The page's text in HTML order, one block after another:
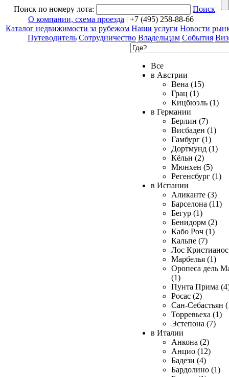
Поиск по номеру лота:
Поиск
О компании, схема проезда | +7 (495) 258-88-66
Каталог недвижимости за рубежом Наши услуги Новости
Путеводитель Сотрудничество Владельцам События
Все
в Австрии
Вена (15)
Грац (1)
Кицбюэль (1)
в Германии
Берлин (7)
Висбаден (1)
Гамбург (1)
Дортмунд (1)
Кёльн (2)
Мюнхен (5)
Регенсбург (1)
в Испании
Аликанте (3)
Барселона (11)
Бегур (1)
Бенидорм (2)
Кабо Роч (1)
Кальпе (7)
Лос
Марбелья (1)
Оропеса дель
(1)
Пунта Прима
Росас (2)
Сан-Себастьян
Торревьеха (1)
Эстепона (7)
в Италии
Анкона (2)
Анцио (12)
Бадези (4)
Бардолино (1)